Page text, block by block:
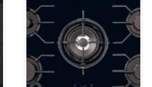
В КОРЗИНУ